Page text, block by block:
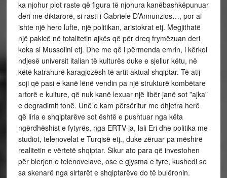
ka njohur plot raste që figura të njohura kanëbashkëpunuar
deri me diktarorë, si rasti i Gabriele D’Annunzios…, por ai
ishte një hero lufte, një politikan, aristokrat etj. Megjithatë
një pakicë në totalitetin ajkës që për dreq frymëzuan deri
koka si Mussolini etj. Dhe me që i përmenda emrin, i kërkoi
ndjesë universit italian të kulturës duke e sjellur këtu, në
këtë katrahurë karagjozësh të artit aktual shqiptar. Të atij
soji që pasi e kanë lënë vendin pa një strukturë kombëtare
artorë e kulture, që nuk kanë lexuar një libër janë sot ”ajka”
e degradimit tonë. Unë e kam përsëritur me dhjetra herë
që liria e shqiptarëve sot është e pushtuar nga këta
ngërdhëshist e fytyrës, nga ERTV-ja, lali Eri dhe politika me
studiot, telenovelat e Turqisë etj., duke zëruar pa mëshirë
realitetin e vërtetë shqiptar. Sikur ato para që investohen
për blerjen e telenovelave, ose e gjysma e tyre, kushedi se
sa skenarë nga sirtarët e shqiptarëve do të bulëronin.